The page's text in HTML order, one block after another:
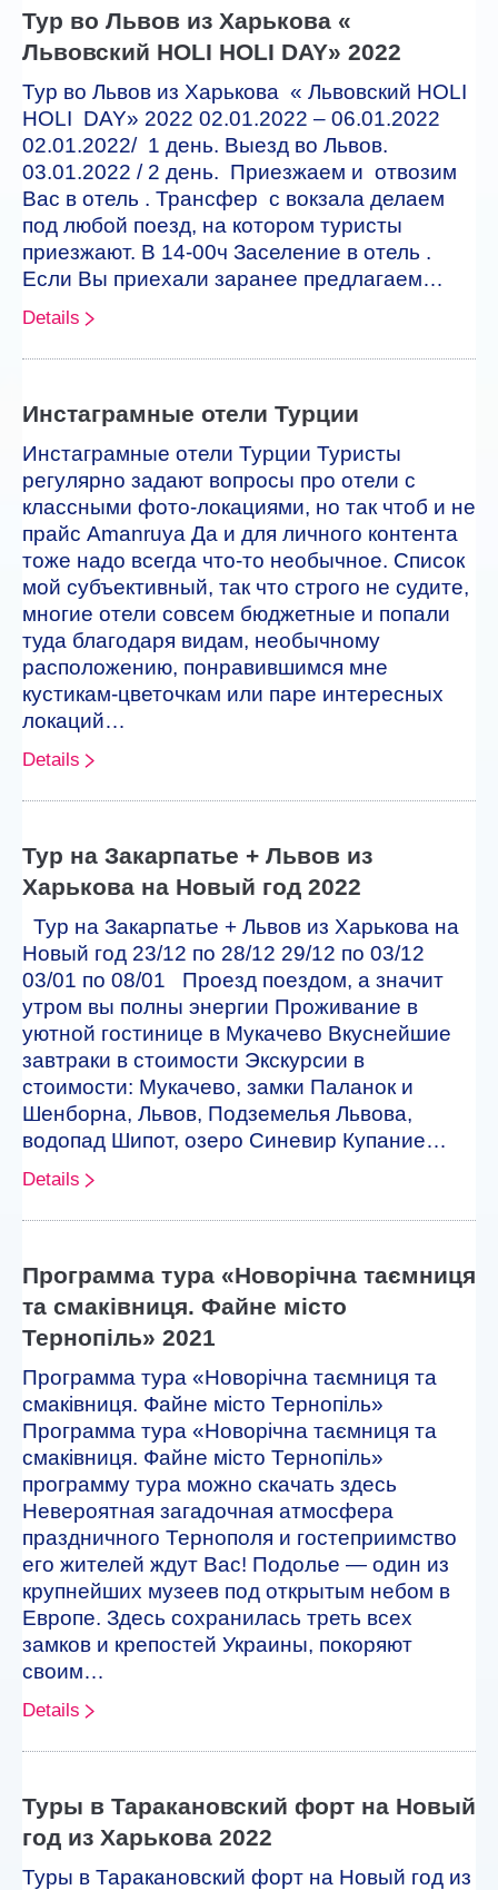
Тур во Львов из Харькова «
Львовский HOLI HOLI DAY» 2022
Тур во Львов из Харькова « Львовский HOLI
HOLI DAY» 2022 02.01.2022 – 06.01.2022
02.01.2022/ 1 день. Выезд во Львов.
03.01.2022 / 2 день. Приезжаем и отвозим
Вас в отель . Трансфер с вокзала делаем
под любой поезд, на котором туристы
приезжают. В 14-00ч Заселение в отель .
Если Вы приехали заранее предлагаем…
Details
Инстаграмные отели Турции
Инстаграмные отели Турции Туристы
регулярно задают вопросы про отели с
классными фото-локациями, но так чтоб и не
прайс Amanruya Да и для личного контента
тоже надо всегда что-то необычное. Список
мой субъективный, так что строго не судите,
многие отели совсем бюджетные и попали
туда благодаря видам, необычному
расположению, понравившимся мне
кустикам-цветочкам или паре интересных
локаций…
Details
Тур на Закарпатье + Львов из
Харькова на Новый год 2022
Тур на Закарпатье + Львов из Харькова на
Новый год 23/12 по 28/12 29/12 по 03/12
03/01 по 08/01 Проезд поездом, а значит
утром вы полны энергии Проживание в
уютной гостинице в Мукачево Вкуснейшие
завтраки в стоимости Экскурсии в
стоимости: Мукачево, замки Паланок и
Шенборна, Львов, Подземелья Львова,
водопад Шипот, озеро Синевир Купание…
Details
Программа тура «Новорічна таємниця
та смаківниця. Файне місто
Тернопіль» 2021
Программа тура «Новорічна таємниця та
смаківниця. Файне місто Тернопіль»
Программа тура «Новорічна таємниця та
смаківниця. Файне місто Тернопіль»
программу тура можно скачать здесь
Невероятная загадочная атмосфера
праздничного Тернополя и гостеприимство
его жителей ждут Вас! Подолье — один из
крупнейших музеев под открытым небом в
Европе. Здесь сохранилась треть всех
замков и крепостей Украины, покоряют
своим…
Details
Туры в Таракановский форт на Новый
год из Харькова 2022
Туры в Таракановский форт на Новый год из